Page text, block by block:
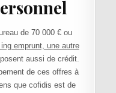
de 70 000 € ou
emprunt, une autre
aussi de crédit.
de ces offres à
que cofidis est de